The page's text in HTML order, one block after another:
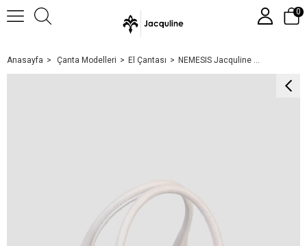
0
Anasayfa Çanta Modelleri El Çantası NEMESIS Jacquline Kadın El Çantası